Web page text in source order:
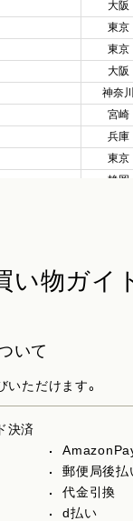
い物ガイ
いて
ただけます。
決済
郵便局後払
代金引換
d払い